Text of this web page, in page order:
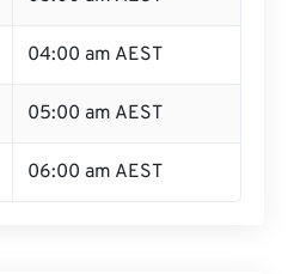
04:00 am AEST
05:00 am AEST
06:00 am AEST